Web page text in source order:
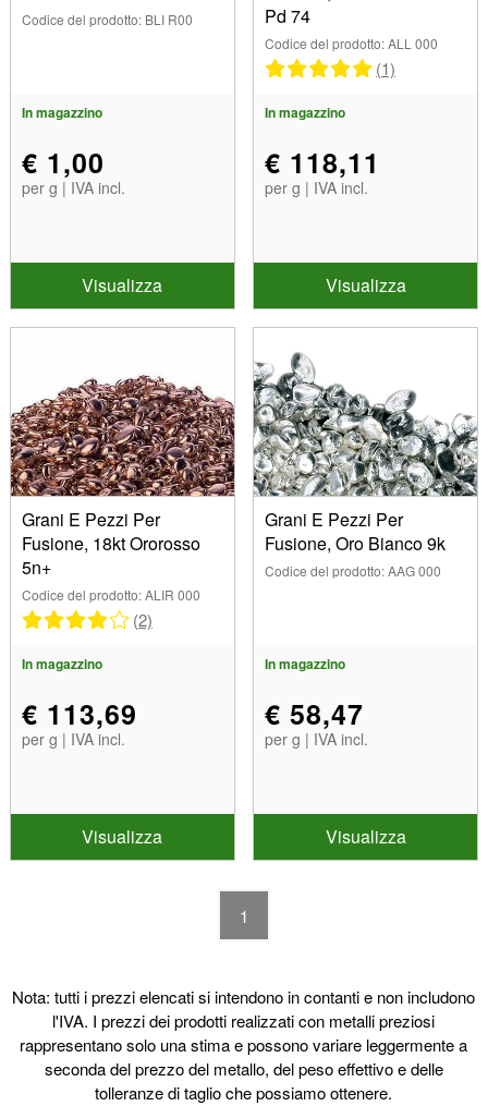
Codice del prodotto: BLI R00
In magazzino
€ 1,00
per g | IVA incl.
Visualizza
Pd 74
Codice del prodotto: ALL 000
(1)
In magazzino
€ 118,11
per g | IVA incl.
Visualizza
Grani E Pezzi Per
Fusione, 18kt Ororosso
5n+
Codice del prodotto: ALIR 000
(2)
In magazzino
€ 113,69
per g | IVA incl.
Visualizza
Grani E Pezzi Per
Fusione, Oro Bianco 9k
Codice del prodotto: AAG 000
In magazzino
€ 58,47
per g | IVA incl.
Visualizza
1
Nota: tutti i prezzi elencati si intendono in contanti e non includono
l'IVA. I prezzi dei prodotti realizzati con metalli preziosi
rappresentano solo una stima e possono variare leggermente a
seconda del prezzo del metallo, del peso effettivo e delle
tolleranze di taglio che possiamo ottenere.